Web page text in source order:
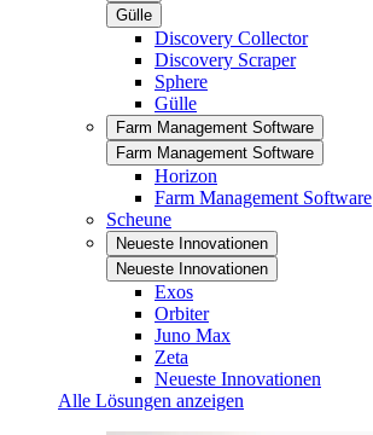
Gülle
Discovery Collector
Discovery Scraper
Sphere
Gülle
Farm Management Software
Farm Management Software
Horizon
Farm Management Software
Scheune
Neueste Innovationen
Neueste Innovationen
Exos
Orbiter
Juno Max
Zeta
Neueste Innovationen
Alle Lösungen anzeigen